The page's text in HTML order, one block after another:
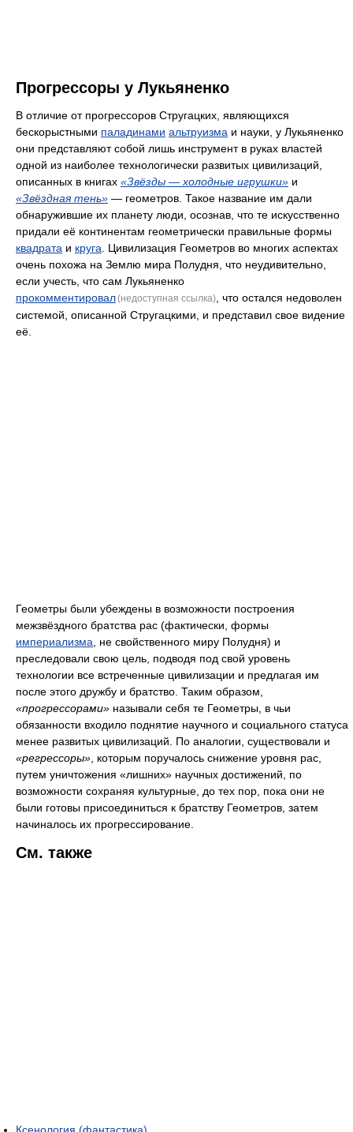
Прогрессоры у Лукьяненко
В отличие от прогрессоров Стругацких, являющихся
бескорыстными паладинами альтруизма и науки, у Лукьяненко
они представляют собой лишь инструмент в руках властей
одной из наиболее технологически развитых цивилизаций,
описанных в книгах «Звёзды — холодные игрушки» и
«Звёздная тень» — геометров. Такое название им дали
обнаружившие их планету люди, осознав, что те искусственно
придали её континентам геометрически правильные формы
квадрата и круга. Цивилизация Геометров во многих аспектах
очень похожа на Землю мира Полудня, что неудивительно,
если учесть, что сам Лукьяненко
прокомментировал(недоступная ссылка), что остался недоволен
системой, описанной Стругацкими, и представил свое видение
её.
Геометры были убеждены в возможности построения
межзвёздного братства рас (фактически, формы
империализма, не свойственного миру Полудня) и
преследовали свою цель, подводя под свой уровень
технологии все встреченные цивилизации и предлагая им
после этого дружбу и братство. Таким образом,
«прогрессорами» называли себя те Геометры, в чьи
обязанности входило поднятие научного и социального статуса
менее развитых цивилизаций. По аналогии, существовали и
«регрессоры», которым поручалось снижение уровня рас,
путем уничтожения «лишних» научных достижений, по
возможности сохраняя культурные, до тех пор, пока они не
были готовы присоединиться к братству Геометров, затем
начиналось их прогрессирование.
См. также